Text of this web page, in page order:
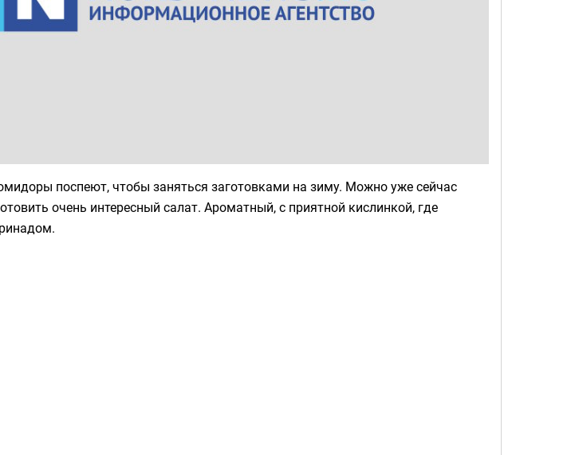
поспеют, чтобы заняться заготовками на зиму. Можно уже сейчас
очень интересный салат. Ароматный, с приятной кислинкой, где